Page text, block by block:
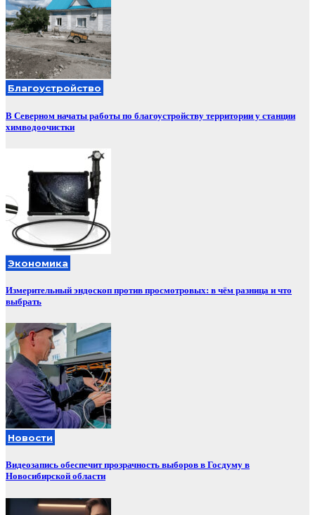
Благоустройство
В Северном начаты работы по благоустройству территории у станции
химводоочистки
Экономика
Измерительный эндоскоп против просмотровых: в чём разница и что
выбрать
Новости
Видеозапись обеспечит прозрачность выборов в Госдуму в
Новосибирской области